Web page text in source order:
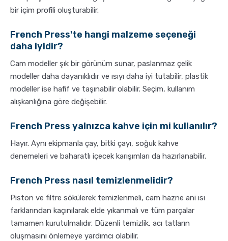
bir içim profili oluşturabilir.
French Press'te hangi malzeme seçeneği
daha iyidir?
Cam modeller şık bir görünüm sunar, paslanmaz çelik
modeller daha dayanıklıdır ve ısıyı daha iyi tutabilir, plastik
modeller ise hafif ve taşınabilir olabilir. Seçim, kullanım
alışkanlığına göre değişebilir.
French Press yalnızca kahve için mi kullanılır?
Hayır. Aynı ekipmanla çay, bitki çayı, soğuk kahve
denemeleri ve baharatlı içecek karışımları da hazırlanabilir.
French Press nasıl temizlenmelidir?
Piston ve filtre sökülerek temizlenmeli, cam hazne ani ısı
farklarından kaçınılarak elde yıkanmalı ve tüm parçalar
tamamen kurutulmalıdır. Düzenli temizlik, acı tatların
oluşmasını önlemeye yardımcı olabilir.